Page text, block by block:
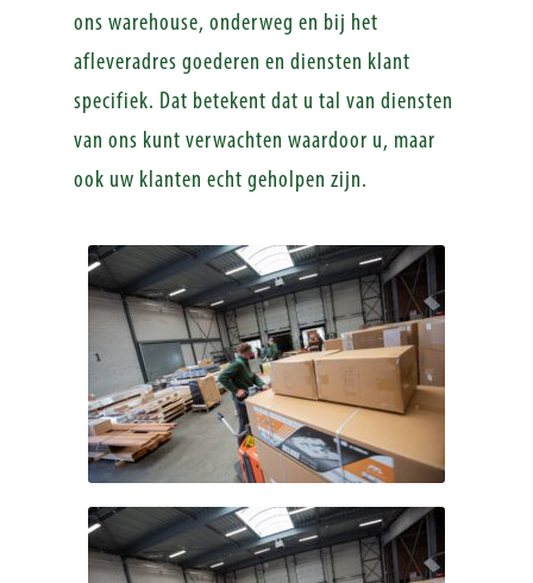
ons warehouse, onderweg en bij het
afleveradres goederen en diensten klant
specifiek. Dat betekent dat u tal van diensten
van ons kunt verwachten waardoor u, maar
ook uw klanten echt geholpen zijn.